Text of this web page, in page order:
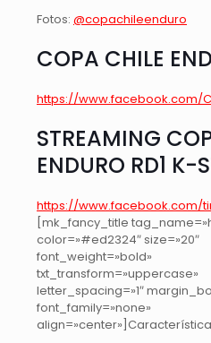
Fotos: @copachileenduro
COPA CHILE
https://www.facebook.com/
STREAMING
ENDURO RD1 K-
https://www.facebook.com/
[mk_fancy_title
color=»#ed2324″ size=»20″
font_weight=»bold»
txt_transform=»uppercase»
letter_spacing=»1″
font_family=»none»